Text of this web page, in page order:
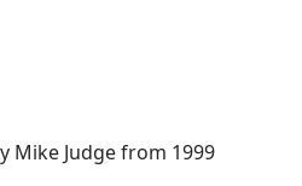
Mike Judge from 1999